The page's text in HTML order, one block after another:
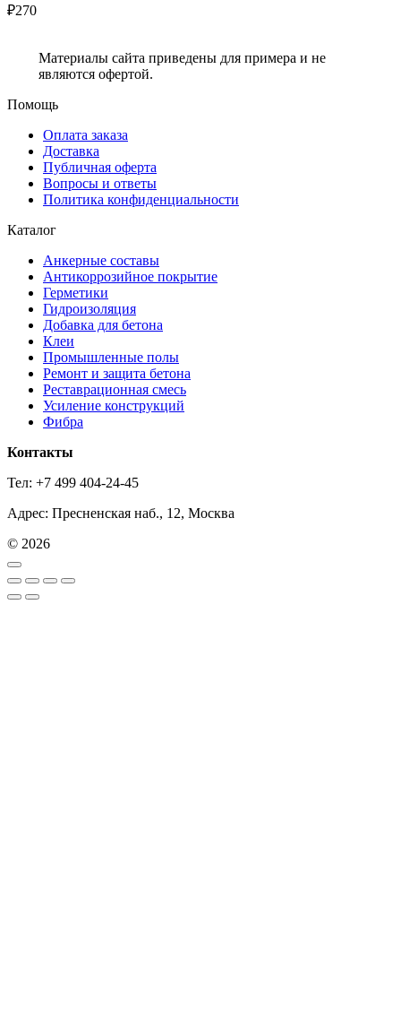
₽270
Материалы сайта приведены для примера и не
являются офертой.
Помощь
Оплата заказа
Доставка
Публичная оферта
Вопросы и ответы
Политика конфиденциальности
Каталог
Анкерные составы
Антикоррозийное покрытие
Герметики
Гидроизоляция
Добавка для бетона
Клеи
Промышленные полы
Ремонт и защита бетона
Реставрационная смесь
Усиление конструкций
Фибра
Контакты
Тел: +7 499 404-24-45
Адрес: Пресненская наб., 12, Москва
© 2026